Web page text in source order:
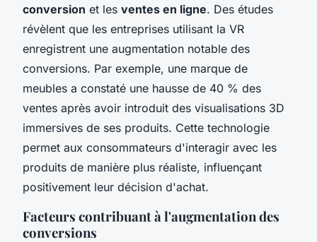
conversion et les ventes en ligne. Des études
révèlent que les entreprises utilisant la VR
enregistrent une augmentation notable des
conversions. Par exemple, une marque de
meubles a constaté une hausse de 40 % des
ventes après avoir introduit des visualisations 3D
immersives de ses produits. Cette technologie
permet aux consommateurs d'interagir avec les
produits de manière plus réaliste, influençant
positivement leur décision d'achat.
Facteurs contribuant à l'augmentation des
conversions